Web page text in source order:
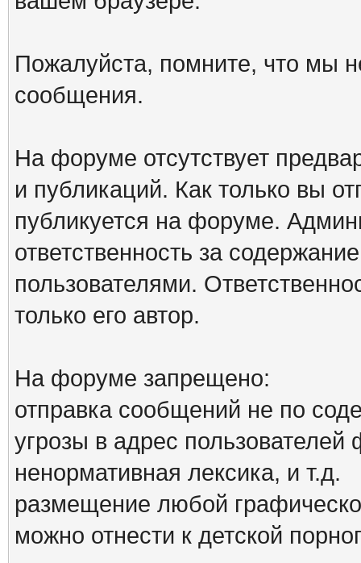
Пожалуйста, помните, что мы
сообщения.
На форуме отсутствует
и публикаций. Как только вы
публикуется на форуме.
ответственность за
пользователями.
только его автор.
На форуме запрещено:
отправка сообщений не по
угрозы в адрес
ненормативная лексика, и т.д.
размещение любой
можно отнести к детской